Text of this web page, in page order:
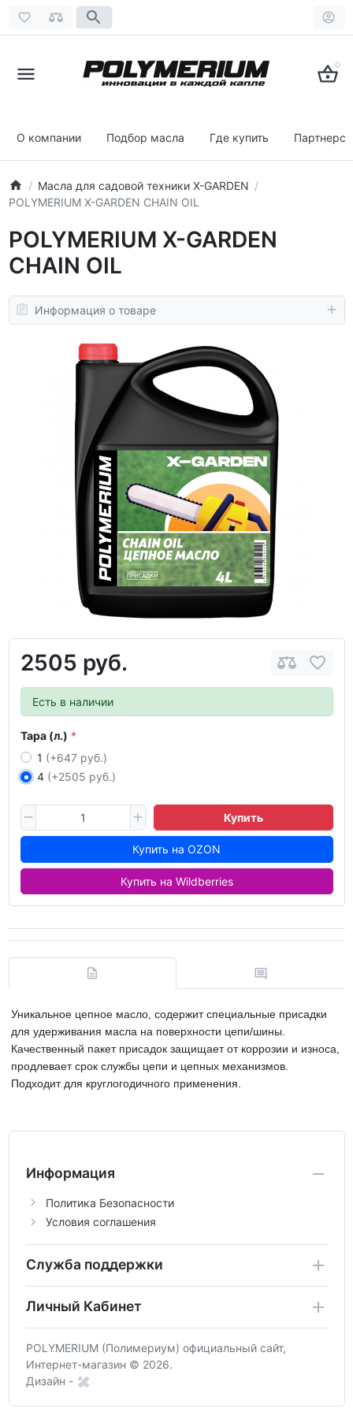
0
О компании Подбор масла Где купить
Масла для садовой техники X-GARDEN
POLYMERIUM X-GARDEN CHAIN OIL
POLYMERIUM X-GARDEN
CHAIN OIL
Информация о товаре
2505 руб.
Есть в наличии
Тара (л.)
1 (+647 руб.)
4 (+2505 руб.)
Купить
Купить на OZON
Купить на Wildberries
Уникальное цепное масло, содержит специальные присадки
для удерживания масла на поверхности цепи/шины.
Качественный пакет присадок защищает от коррозии и износа,
продлевает срок службы цепи и цепных механизмов.
Подходит для круглогодичного применения.
Информация
Политика Безопасности
Условия соглашения
Служба поддержки
Личный Кабинет
POLYMERIUM (Полимериум) официальный сайт,
Интернет-магазин © 2026.
Дизайн -